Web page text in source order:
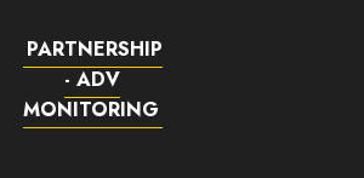
PARTNERSHIP
- ADV
MONITORING